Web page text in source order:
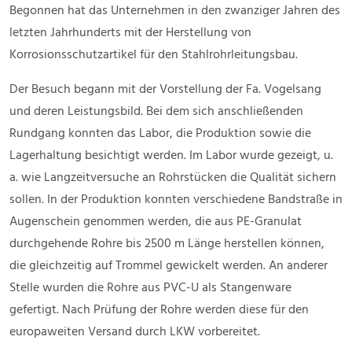
Begonnen hat das Unternehmen in den zwanziger Jahren des
letzten Jahrhunderts mit der Herstellung von
Korrosionsschutzartikel für den Stahlrohrleitungsbau.
Der Besuch begann mit der Vorstellung der Fa. Vogelsang
und deren Leistungsbild. Bei dem sich anschließenden
Rundgang konnten das Labor, die Produktion sowie die
Lagerhaltung besichtigt werden. Im Labor wurde gezeigt, u.
a. wie Langzeitversuche an Rohrstücken die Qualität sichern
sollen. In der Produktion konnten verschiedene Bandstraße in
Augenschein genommen werden, die aus PE-Granulat
durchgehende Rohre bis 2500 m Länge herstellen können,
die gleichzeitig auf Trommel gewickelt werden. An anderer
Stelle wurden die Rohre aus PVC-U als Stangenware
gefertigt. Nach Prüfung der Rohre werden diese für den
europaweiten Versand durch LKW vorbereitet.